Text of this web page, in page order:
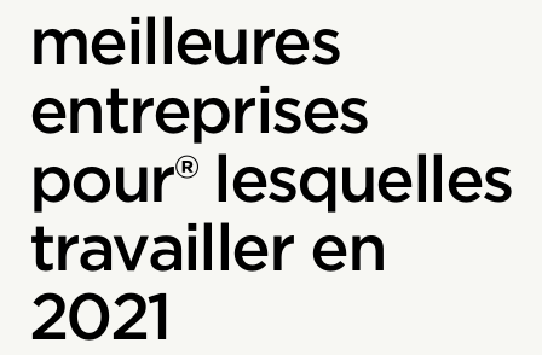
meilleures
entreprises
pour® lesquelles
travailler en
2021